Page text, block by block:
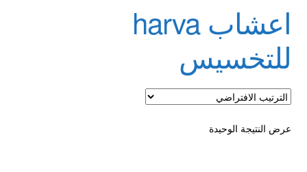
أدوية تكبير و تضخيم العضو
اتصل بنا
اتمام الطلب
ادوية تخسيس
اعشاب harva
للتخسيس
عرض النتيجة الوحيدة